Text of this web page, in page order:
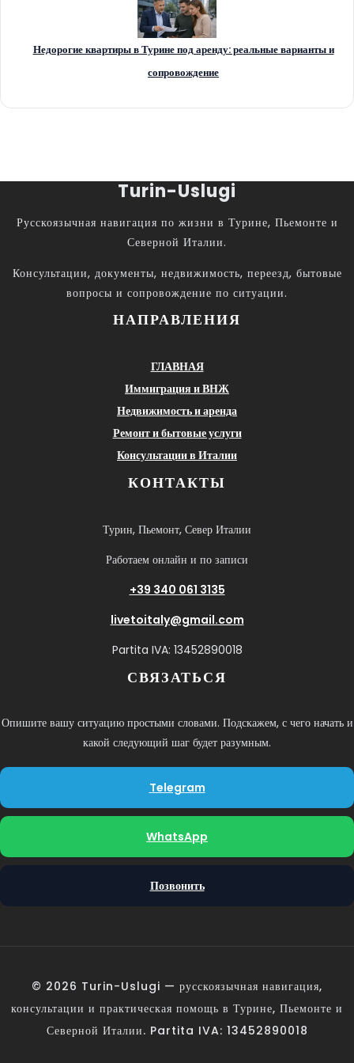
Недорогие квартиры в Турине под аренду: реальные варианты и
сопровождение
Turin-Uslugi
Русскоязычная навигация по жизни в Турине, Пьемонте и
Северной Италии.
Консультации, документы, недвижимость, переезд, бытовые
вопросы и сопровождение по ситуации.
НАПРАВЛЕНИЯ
ГЛАВНАЯ
Иммиграция и ВНЖ
Недвижимость и аренда
Ремонт и бытовые услуги
Консультации в Италии
КОНТАКТЫ
Турин, Пьемонт, Север Италии
Работаем онлайн и по записи
+39 340 061 3135
livetoitaly@gmail.com
Partita IVA: 13452890018
СВЯЗАТЬСЯ
Опишите вашу ситуацию простыми словами. Подскажем, с чего начать и
какой следующий шаг будет разумным.
Telegram
WhatsApp
Позвонить
© 2026 Turin-Uslugi — русскоязычная навигация,
консультации и практическая помощь в Турине, Пьемонте и
Северной Италии. Partita IVA: 13452890018